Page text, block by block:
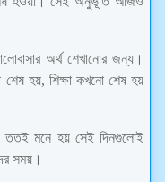
অর্থ শেখানোর জন্য।
হয়, শিক্ষা কখনো শেষ হয়
ততই মনে হয় সেই দিনগুলোই
সময়।